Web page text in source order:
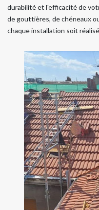
durabilité et l'efficacité de
de gouttières, de chéneaux
chaque installation soit